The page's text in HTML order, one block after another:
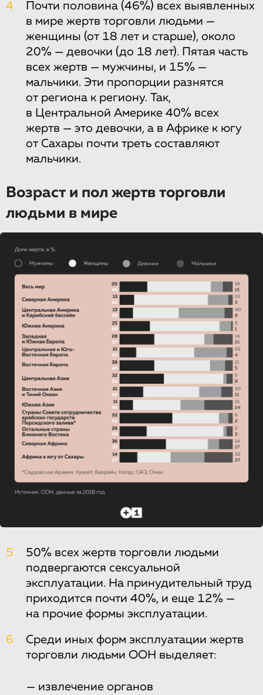
4
Почти половина (46%) всех выявленных
в мире жертв торговли людьми —
женщины (от 18 лет и старше), около
20% — девочки (до 18 лет). Пятая часть
всех жертв — мужчины, и 15% —
мальчики. Эти пропорции разнятся
от региона к региону. Так,
в Центральной Америке 40% всех
жертв — это девочки, а в Африке к югу
от Сахары почти треть составляют
мальчики.
Возраст и пол жертв торговли
людьми в мире
5
50% всех жертв торговли людьми
подвергаются сексуальной
эксплуатации. На принудительный труд
приходится почти 40%, и еще 12% —
на прочие формы эксплуатации.
6
Среди иных форм эксплуатации жертв
торговли людьми ООН выделяет:
— извлечение органов